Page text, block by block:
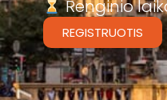
Renginio
REGISTRUOTIS